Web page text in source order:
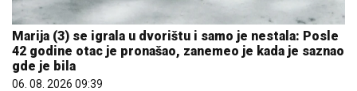
Marija (3) se igrala u dvorištu i samo je nestala: Posle
42 godine otac je pronašao, zanemeo je kada je saznao
gde je bila
06. 08. 2026 09:39